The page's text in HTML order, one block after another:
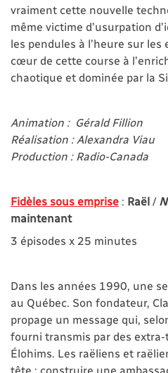
vraiment cette nouvelle
même victime d’usurpation
les pendules à l’heure sur
cœur de cette course à
chaotique et dominée par la
Animation : Gérald Fillion
Réalisation : Alexandra Viau
Production : Radio-Canada
Fidèles sous emprise : Raël /
maintenant
3 épisodes x 25 minutes
Dans les années 1990, une
au Québec. Son fondateur,
propage un message qui,
fourni transmis par des
Élohims. Les raëliens et
tête : construire une